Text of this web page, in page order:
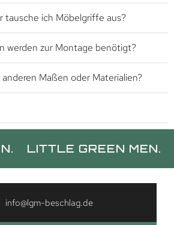
tausche ich Möbelgriffe aus?
werden zur Montage benötigt?
Maßen oder Materialien?
GREEN MEN.
info@lgm-beschlag.de